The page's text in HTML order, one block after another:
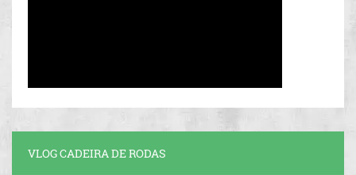
VLOG CADEIRA DE RODAS